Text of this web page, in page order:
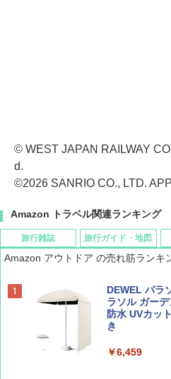
© WEST JAPAN RAILWAY
d.
©2026 SANRIO CO., LTD.
Amazon トラベル関連ランキング
旅行雑誌
ディズニー
誌] (ＤＩＳ
￥713
旅行ガイド・地図
僕が見た未来
￥0
[キャンパー
プテント 傘
ッとサンシェ
ッシュ 簡単
Amazon アウトドア の売れ筋ランキ
DEWEL パラ
ラソル ガー
防水 UVカッ
き
￥6,459